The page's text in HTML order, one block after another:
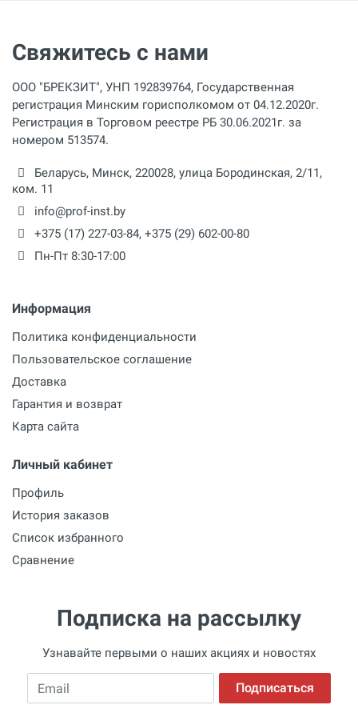
Материал труб
Размеры
810 × 440 × 810 мм
Свяжитесь с нами
ООО "БРЕКЗИТ", УНП 192839764, Государственная
регистрация Минским горисполкомом от 04.12.2020г.
Регистрация в Торговом реестре РБ 30.06.2021г. за
номером 513574.
Беларусь, Минск, 220028, улица Бородинская, 2/11,
ком. 11
info@prof-inst.by
+375 (17) 227-03-84, +375 (29) 602-00-80
Пн-Пт 8:30-17:00
Информация
Политика конфиденциальности
Пользовательское соглашение
Доставка
Гарантия и возврат
Карта сайта
Личный кабинет
Профиль
История заказов
Список избранного
Сравнение
Подписка на рассылку
Узнавайте первыми о наших акциях и новостях
Email Подписаться